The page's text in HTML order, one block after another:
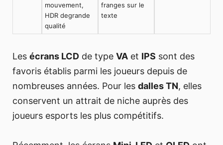
mouvement,
HDR degrande
qualité
franges sur le
texte
Les écrans LCD de type VA et IPS sont des
favoris établis parmi les joueurs depuis de
nombreuses années. Pour les dalles TN, elles
conservent un attrait de niche auprès des
joueurs esports les plus compétitifs.